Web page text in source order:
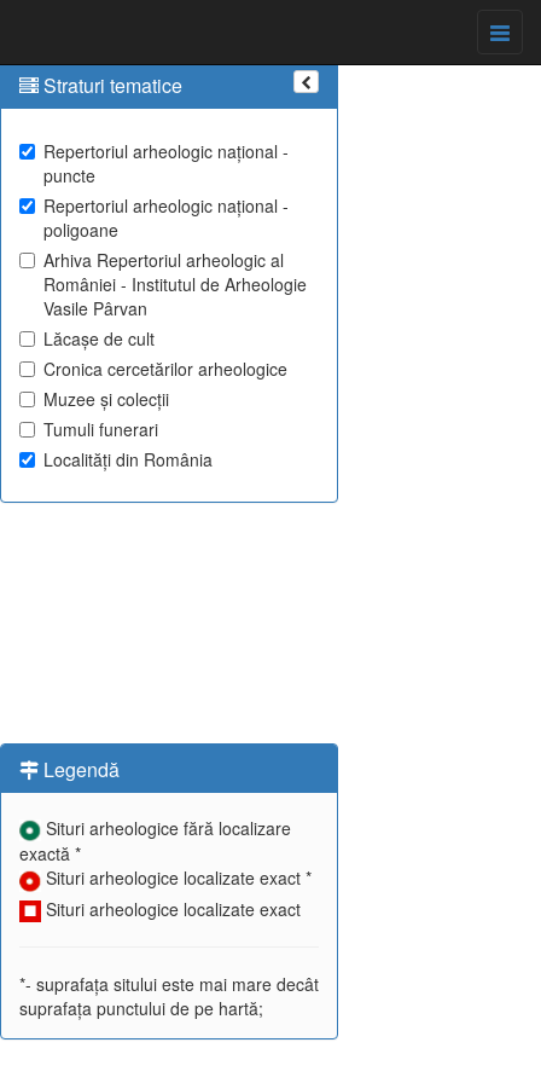
Straturi tematice
Repertoriul arheologic național -
puncte
Repertoriul arheologic național -
poligoane
Arhiva Repertoriul arheologic al
României - Institutul de Arheologie
Vasile Pârvan
Lăcașe de cult
Cronica cercetărilor arheologice
Muzee și colecții
Tumuli funerari
Localități din România
Legendă
Situri arheologice fără localizare
exactă *
Situri arheologice localizate exact *
Situri arheologice localizate exact
*- suprafața sitului este mai mare decât
suprafața punctului de pe hartă;